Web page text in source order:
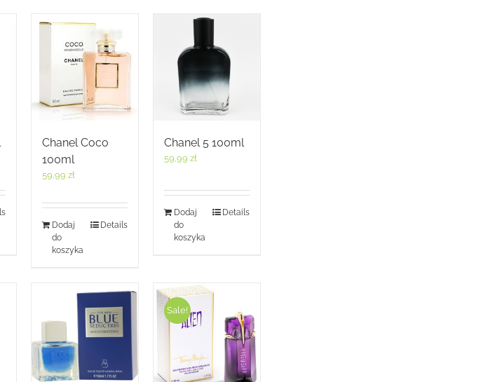
Chanel Coco
100ml
59,99 zł
Dodaj
do
koszyka
Details
Chanel 5 100ml
59,99zł
Dodaj
do
koszyka
Details
Sale!